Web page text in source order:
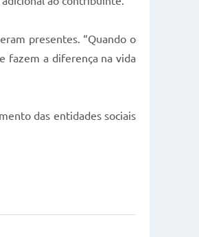
presentes. “Quando o
fazem a diferença na vida
das entidades sociais